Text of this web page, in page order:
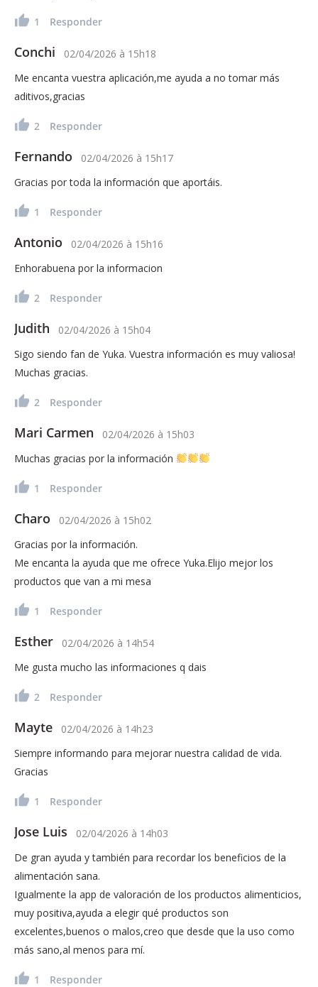
1 Responder
Conchi 02/04/2026 à 15h18
Me encanta vuestra aplicación,me ayuda a no tomar más
aditivos,gracias
2 Responder
Fernando 02/04/2026 à 15h17
Gracias por toda la información que aportáis.
1 Responder
Antonio 02/04/2026 à 15h16
Enhorabuena por la informacion
2 Responder
Judith 02/04/2026 à 15h04
Sigo siendo fan de Yuka. Vuestra información es muy valiosa!
Muchas gracias.
2 Responder
Mari Carmen 02/04/2026 à 15h03
Muchas gracias por la información
1 Responder
Charo 02/04/2026 à 15h02
Gracias por la información.
Me encanta la ayuda que me ofrece Yuka.Elijo mejor los
productos que van a mi mesa
1 Responder
Esther 02/04/2026 à 14h54
Me gusta mucho las informaciones q dais
2 Responder
Mayte 02/04/2026 à 14h23
Siempre informando para mejorar nuestra calidad de vida.
Gracias
1 Responder
Jose Luis 02/04/2026 à 14h03
De gran ayuda y también para recordar los beneficios de la
alimentación sana.
Igualmente la app de valoración de los productos alimenticios,
muy positiva,ayuda a elegir qué productos son
excelentes,buenos o malos,creo que desde que la uso como
más sano,al menos para mí.
1 Responder